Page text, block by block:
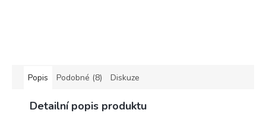
Popis Podobné (8) Diskuze
Detailní popis produktu